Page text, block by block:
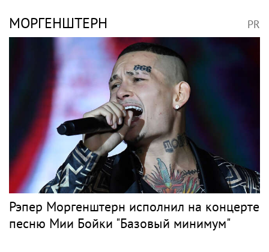
МОРГЕНШТЕРН PR
Рэпер Моргенштерн исполнил на концерте
песню Мии Бойки "Базовый минимум"